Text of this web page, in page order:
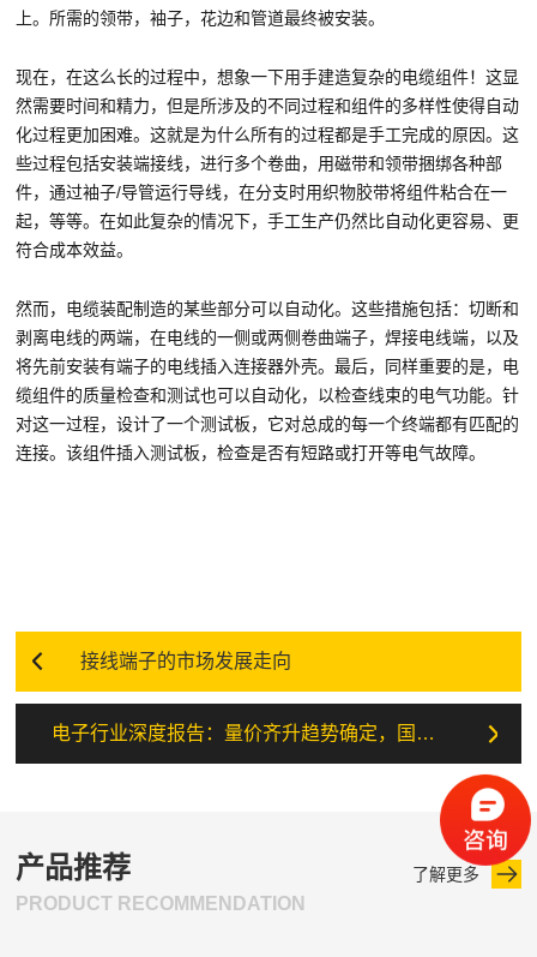
上。所需的领带，袖子，花边和管道最终被安装。
现在，在这么长的过程中，想象一下用手建造复杂的电缆组件！这显
然需要时间和精力，但是所涉及的不同过程和组件的多样性使得自动
化过程更加困难。这就是为什么所有的过程都是手工完成的原因。这
些过程包括安装端接线，进行多个卷曲，用磁带和领带捆绑各种部
件，通过袖子/导管运行导线，在分支时用织物胶带将组件粘合在一
起，等等。在如此复杂的情况下，手工生产仍然比自动化更容易、更
符合成本效益。
然而，电缆装配制造的某些部分可以自动化。这些措施包括：切断和
剥离电线的两端，在电线的一侧或两侧卷曲端子，焊接电线端，以及
将先前安装有端子的电线插入连接器外壳。最后，同样重要的是，电
缆组件的质量检查和测试也可以自动化，以检查线束的电气功能。针
对这一过程，设计了一个测试板，它对总成的每一个终端都有匹配的
连接。该组件插入测试板，检查是否有短路或打开等电气故障。
接线端子的市场发展走向
电子行业深度报告：量价齐升趋势确定，国内汽车电子企业迎来发展
产品推荐
PRODUCT RECOMMENDATION
了解更多